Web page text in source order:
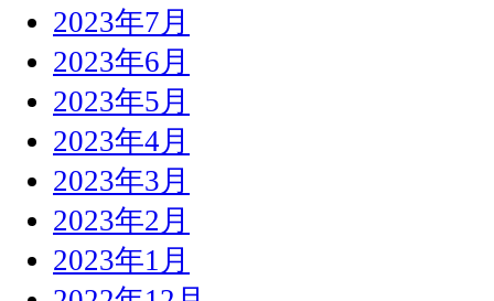
2023年7月
2023年6月
2023年5月
2023年4月
2023年3月
2023年2月
2023年1月